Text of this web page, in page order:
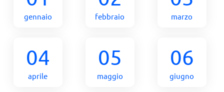
gennaio febbraio marzo
04
aprile
05
maggio
06
giugno